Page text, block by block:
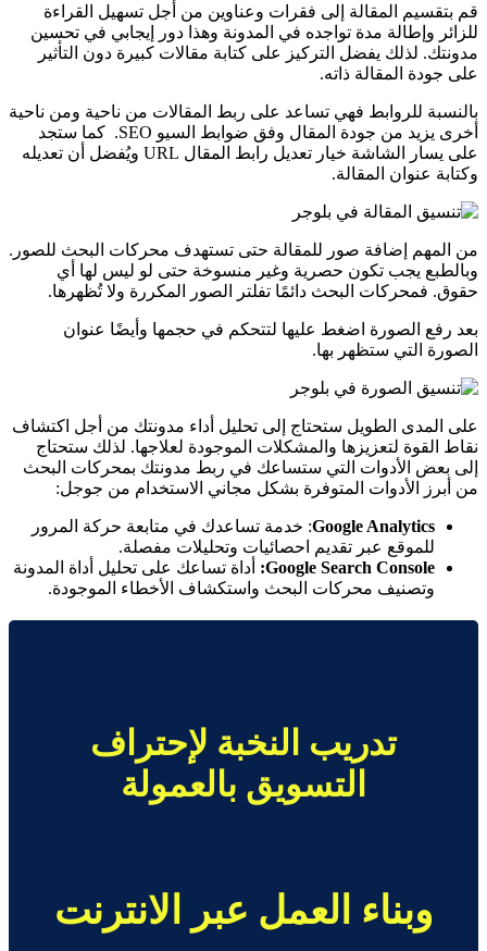
قم بتقسيم المقالة إلى فقرات وعناوين من أجل تسهيل القراءة
للزائر وإطالة مدة تواجده في المدونة وهذا دور إيجابي في تحسين
مدونتك. لذلك يفضل التركيز على كتابة مقالات كبيرة دون التأثير
على جودة المقالة ذاته.
بالنسبة للروابط فهي تساعد على ربط المقالات من ناحية ومن ناحية
أخرى يزيد من جودة المقال وفق ضوابط السيو SEO. كما ستجد
على يسار الشاشة خيار تعديل رابط المقال URL ويُفضل أن تعديله
وكتابة عنوان المقالة.
من المهم إضافة صور للمقالة حتى تستهدف محركات البحث للصور.
وبالطبع يجب تكون حصرية وغير منسوخة حتى لو ليس لها أي
حقوق. فمحركات البحث دائمًا تفلتر الصور المكررة ولا تُظهرها.
بعد رفع الصورة اضغط عليها لتتحكم في حجمها وأيضًا عنوان
الصورة التي ستظهر بها.
على المدى الطويل ستحتاج إلى تحليل أداء مدونتك من أجل اكتشاف
نقاط القوة لتعزيزها والمشكلات الموجودة لعلاجها. لذلك ستحتاج
إلى بعض الأدوات التي ستساعك في ربط مدونتك بمحركات البحث
من أبرز الأدوات المتوفرة بشكل مجاني الاستخدام من جوجل:
Google Analytics: خدمة تساعدك في متابعة حركة المرور
للموقع عبر تقديم احصائيات وتحليلات مفصلة.
Google Search Console
: أداة تساعك على تحليل أداة المدونة
وتصنيف محركات البحث واستكشاف الأخطاء الموجودة.
تدريب النخبة لإحتراف
التسويق بالعمولة
وبناء العمل عبر الانترنت